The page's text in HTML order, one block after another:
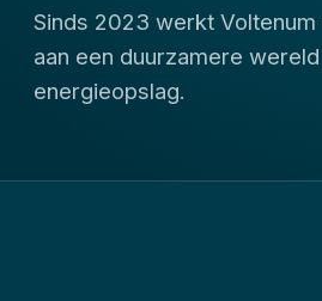
Sinds 2023 werkt Voltenum
aan een duurzamere
energieopslag.